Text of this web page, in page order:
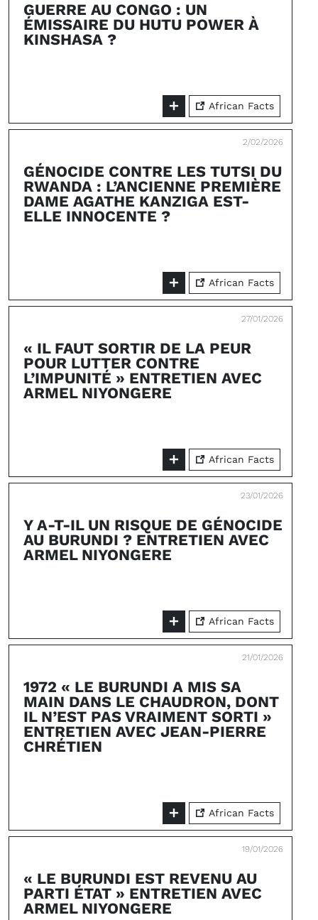
GUERRE AU CONGO : UN
ÉMISSAIRE DU HUTU POWER À
KINSHASA ?
African Facts
2/02/2026
GÉNOCIDE CONTRE LES TUTSI DU
RWANDA : L’ANCIENNE PREMIÈRE
DAME AGATHE KANZIGA EST-
ELLE INNOCENTE ?
African Facts
27/01/2026
« IL FAUT SORTIR DE LA PEUR
POUR LUTTER CONTRE
L’IMPUNITÉ » ENTRETIEN AVEC
ARMEL NIYONGERE
African Facts
23/01/2026
Y A-T-IL UN RISQUE DE GÉNOCIDE
AU BURUNDI ? ENTRETIEN AVEC
ARMEL NIYONGERE
African Facts
21/01/2026
1972 « LE BURUNDI A MIS SA
MAIN DANS LE CHAUDRON, DONT
IL N’EST PAS VRAIMENT SORTI »
ENTRETIEN AVEC JEAN-PIERRE
CHRÉTIEN
African Facts
19/01/2026
« LE BURUNDI EST REVENU AU
PARTI ÉTAT » ENTRETIEN AVEC
ARMEL NIYONGERE